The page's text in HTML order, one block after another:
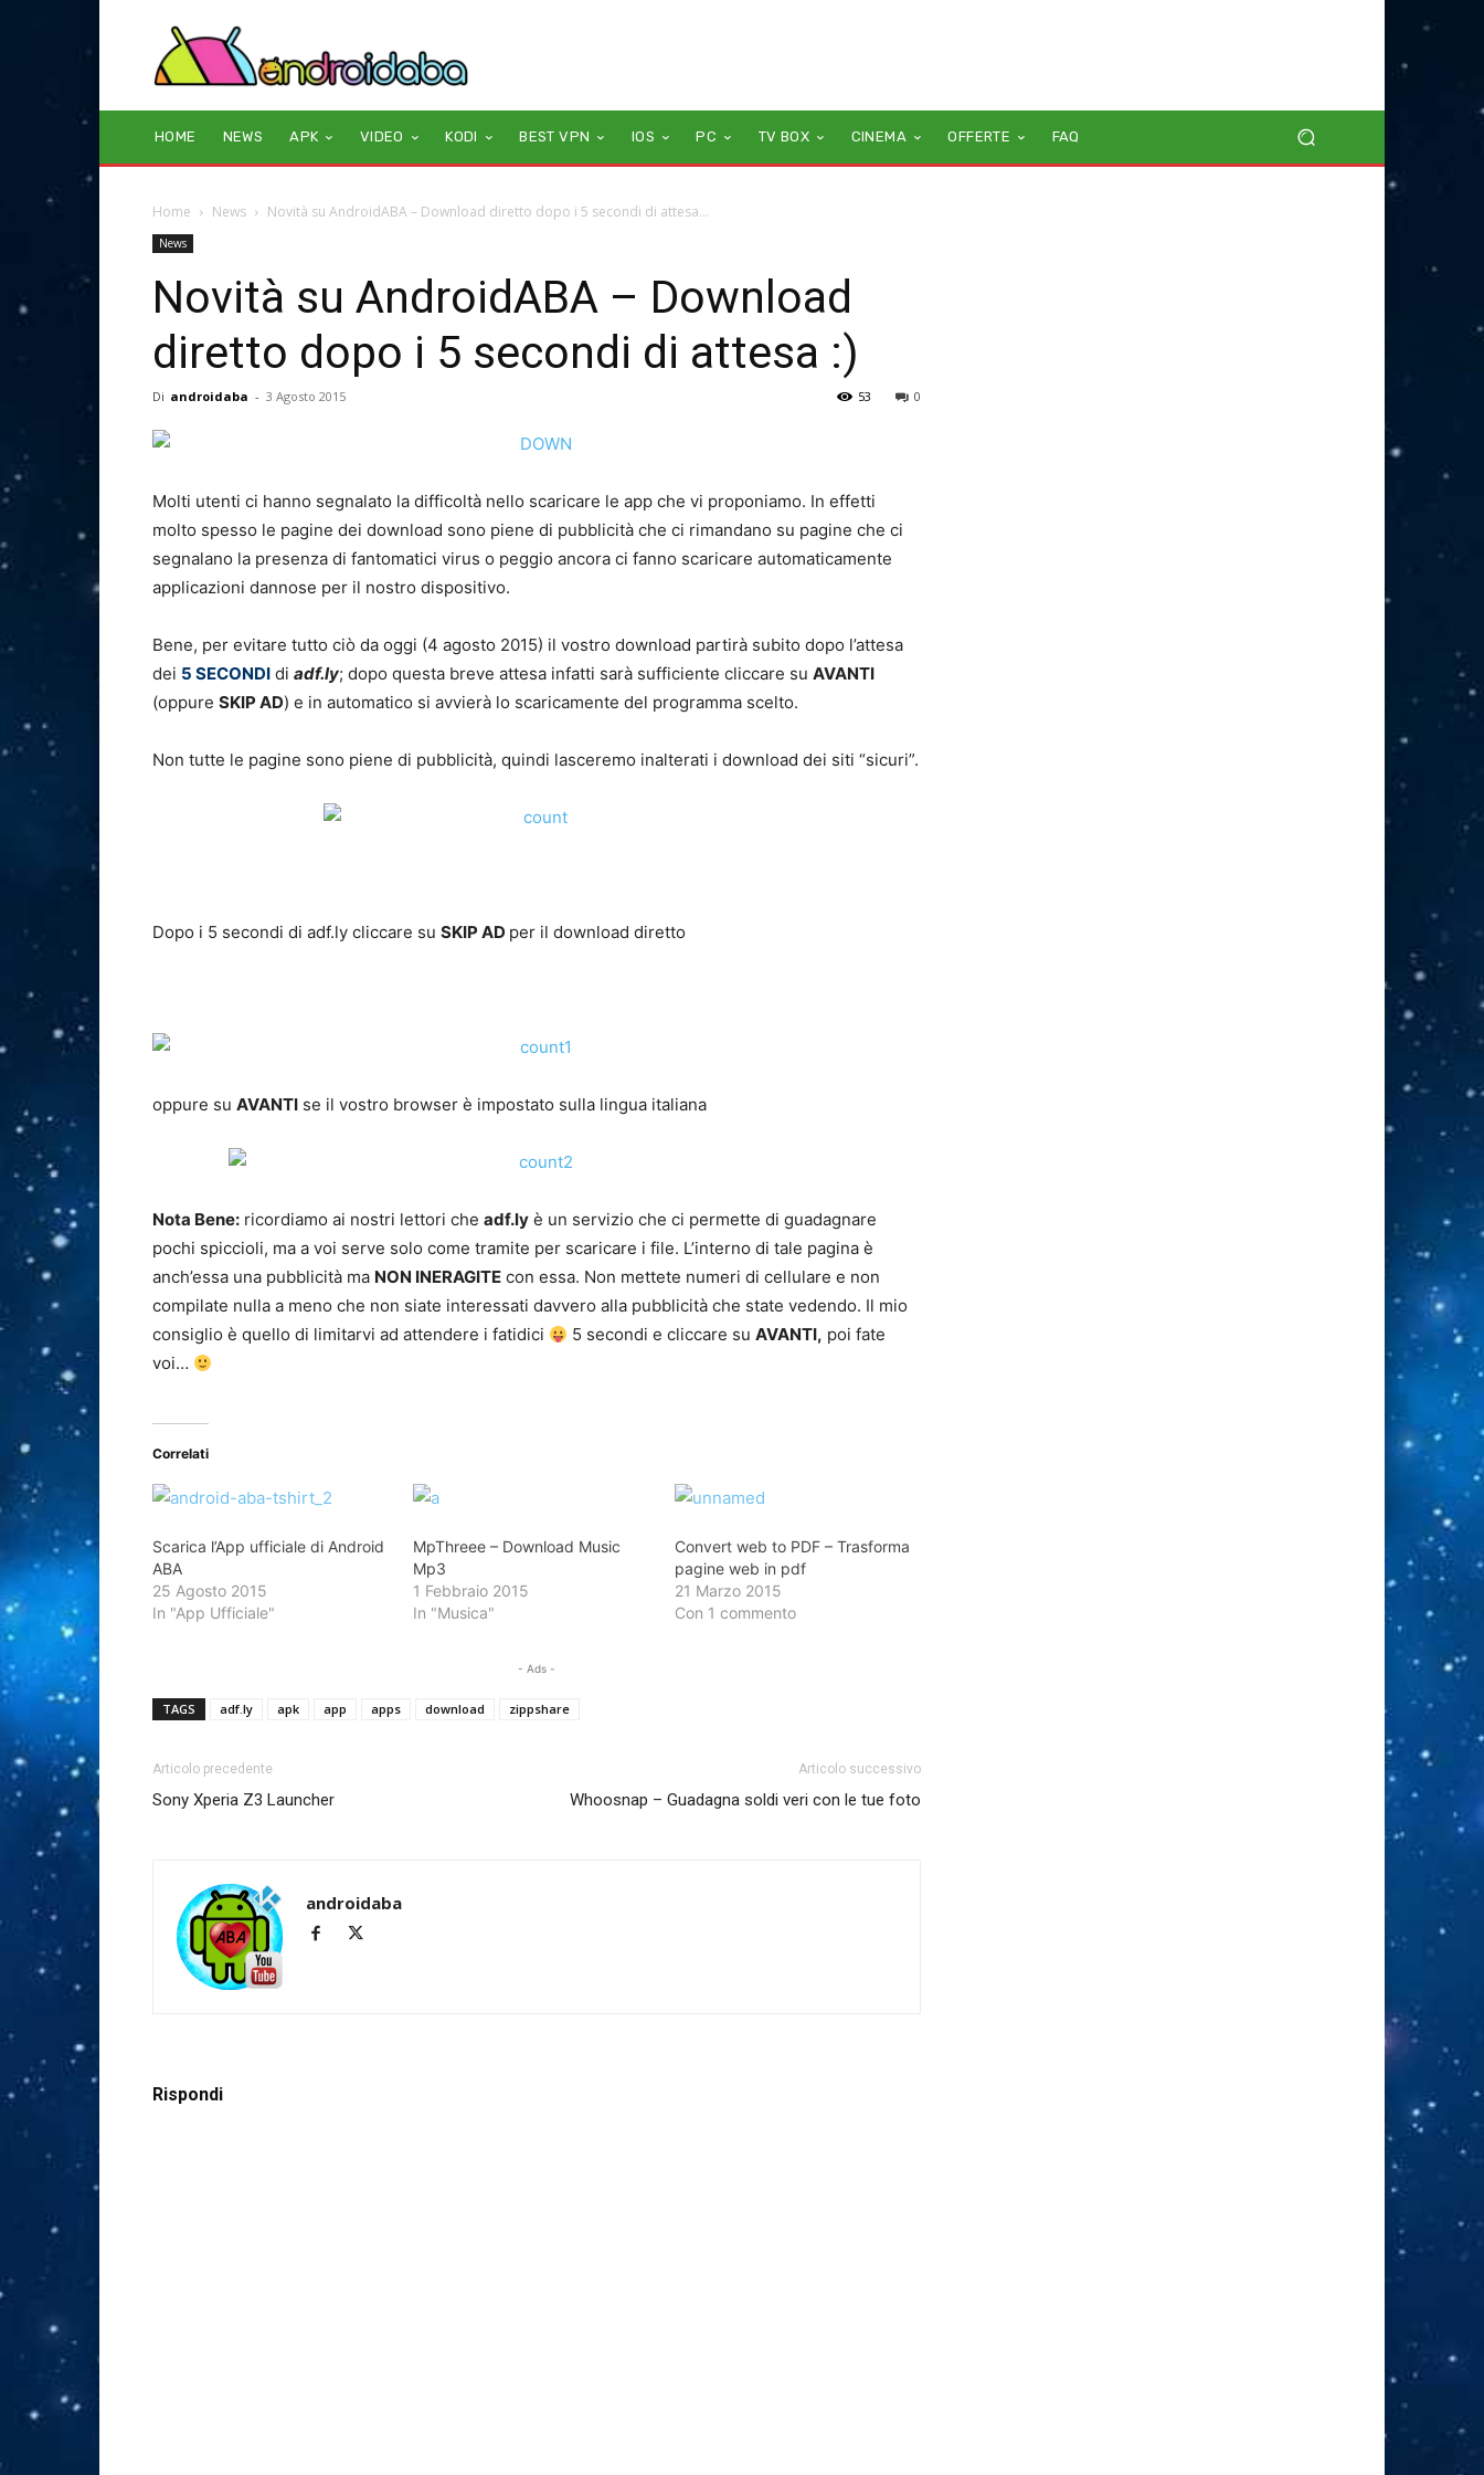
HOME NEWS APK VIDEO KODI BEST VPN IOS PC TV BOX CINEMA OFFERTE FAQ
Home News Novità su AndroidABA – Download diretto dopo i 5 secondi di attesa...
News
Novità su AndroidABA – Download
diretto dopo i 5 secondi di attesa :)
Di androidaba - 3 Agosto 2015 0
53
Molti utenti ci hanno segnalato la difficoltà nello scaricare le app che vi proponiamo. In effetti
molto spesso le pagine dei download sono piene di pubblicità che ci rimandano su pagine che ci
segnalano la presenza di fantomatici virus o peggio ancora ci fanno scaricare automaticamente
applicazioni dannose per il nostro dispositivo.
Bene, per evitare tutto ciò da oggi (4 agosto 2015) il vostro download partirà subito dopo l’attesa
dei 5 SECONDI di adf.ly; dopo questa breve attesa infatti sarà sufficiente cliccare su AVANTI
(oppure SKIP AD) e in automatico si avvierà lo scaricamente del programma scelto.
Non tutte le pagine sono piene di pubblicità, quindi lasceremo inalterati i download dei siti “sicuri”.
Dopo i 5 secondi di adf.ly cliccare su SKIP AD per il download diretto
oppure su AVANTI se il vostro browser è impostato sulla lingua italiana
Nota Bene: ricordiamo ai nostri lettori che adf.ly è un servizio che ci permette di guadagnare
pochi spiccioli, ma a voi serve solo come tramite per scaricare i file. L’interno di tale pagina è
anch’essa una pubblicità ma NON INERAGITE con essa. Non mettete numeri di cellulare e non
compilate nulla a meno che non siate interessati davvero alla pubblicità che state vedendo. Il mio
consiglio è quello di limitarvi ad attendere i fatidici
5 secondi e cliccare suAVANTI, poi fate
voi…
Correlati
Scarica l’App ufficiale di Android
ABA
25 Agosto 2015
In "App Ufficiale"
MpThreee – Download Music
Mp3
1 Febbraio 2015
In "Musica"
Convert web to PDF – Trasforma
pagine web in pdf
21 Marzo 2015
Con 1 commento
- Ads -
TAGS adf.ly apk app apps download zippshare
Articolo precedente
Sony Xperia Z3 Launcher
Articolo successivo
Whoosnap – Guadagna soldi veri con le tue foto
androidaba
Rispondi